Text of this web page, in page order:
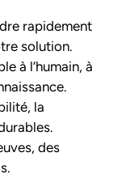
rapidement
solution.
à l’humain, à
la
des